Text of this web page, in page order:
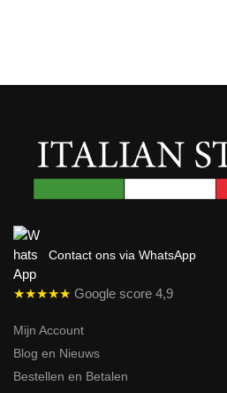
Contact ons via WhatsApp
★★★★★ Google score 4,9
Mijn Account
Blog en Nieuws
Bestellen en Betalen